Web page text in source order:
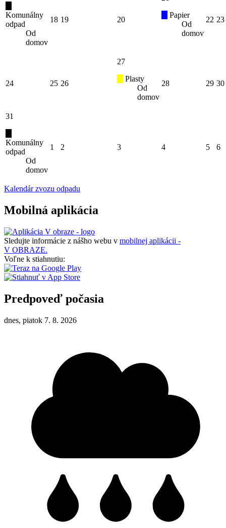
Komunálny
odpad
Od
domov
18 19 20
Papier
Od
domov
22 23
24 25 26
27
Plasty
Od
domov
28 29 30
31
Komunálny
odpad
Od
domov
1 2 3 4 5 6
Kalendár zvozu odpadu
Mobilná aplikácia
Sledujte informácie z nášho webu v mobilnej aplikácii -
V OBRAZE.
Voľne k stiahnutiu:
Predpoveď počasia
dnes, piatok 7. 8. 2026